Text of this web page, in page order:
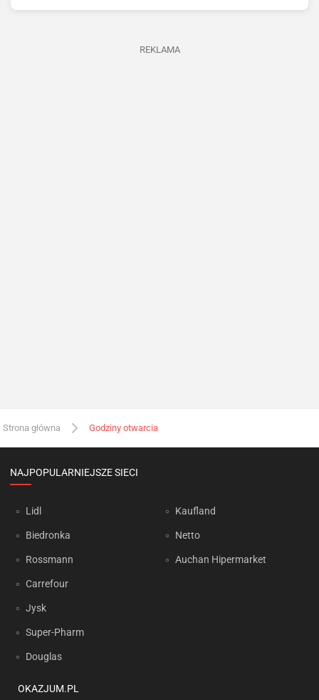
REKLAMA
Strona główna Godziny otwarcia
NAJPOPULARNIEJSZE SIECI
Lidl
Biedronka
Rossmann
Carrefour
Jysk
Super-Pharm
Douglas
Kaufland
Netto
Auchan Hipermarket
OKAZJUM.PL